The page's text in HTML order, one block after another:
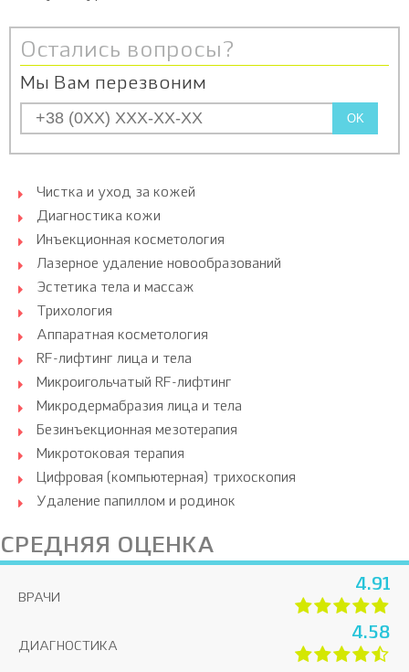
Остались вопросы?
Мы Вам перезвоним
OK
Чистка и уход за кожей
Диагностика кожи
Инъекционная косметология
Лазерное удаление новообразований
Эстетика тела и массаж
Трихология
Аппаратная косметология
RF-лифтинг лица и тела
Микроигольчатый RF-лифтинг
Микродермабразия лица и тела
Безинъекционная мезотерапия
Микротоковая терапия
Цифровая (компьютерная) трихоскопия
Удаление папиллом и родинок
СРЕДНЯЯ ОЦЕНКА
ВРАЧИ
4.91
ДИАГНОСТИКА
4.58